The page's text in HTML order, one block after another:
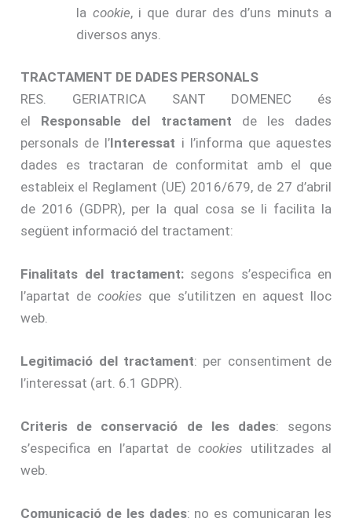
la cookie, i que durar des d’uns minuts a
diversos anys.
TRACTAMENT DE DADES PERSONALS
RES. GERIATRICA SANT DOMENEC és
el Responsable del tractament de les dades
personals de l’Interessat i l’informa que aquestes
dades es tractaran de conformitat amb el que
estableix el Reglament (UE) 2016/679, de 27 d’abril
de 2016 (GDPR), per la qual cosa se li facilita la
següent informació del tractament:
Finalitats del tractament: segons s’especifica en
l’apartat decookies que s’utilitzen en aquest lloc
web.
Legitimació del tractament: per consentiment de
l’interessat (art. 6.1 GDPR).
Criteris de conservació de les dades: segons
s’especifica en l’apartat decookies utilitzades al
web.
Comunicació de les dades: no es comunicaran les